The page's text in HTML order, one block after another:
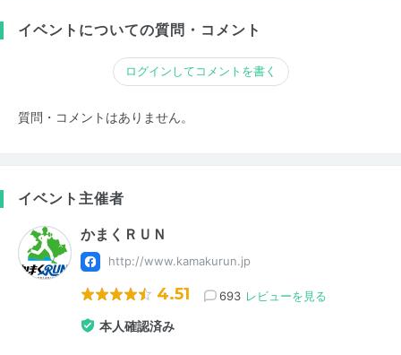
イベントについての質問・コメント
ログインしてコメントを書く
質問・コメントはありません。
イベント主催者
かまくＲＵＮ
http://www.kamakurun.jp
4.51 693 レビューを見る
本人確認済み